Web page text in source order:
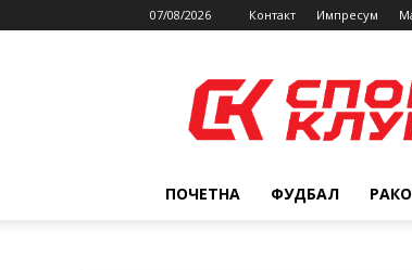
07/08/2026 Контакт Импресум
ПОЧЕТНА ФУДБАЛ